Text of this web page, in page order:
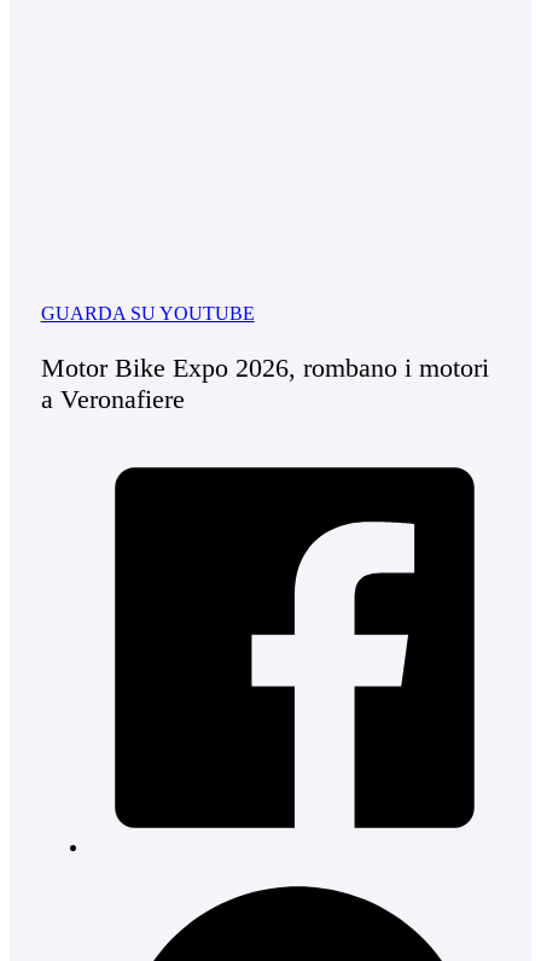
GUARDA SU YOUTUBE
Motor Bike Expo 2026, rombano i motori
a Veronafiere